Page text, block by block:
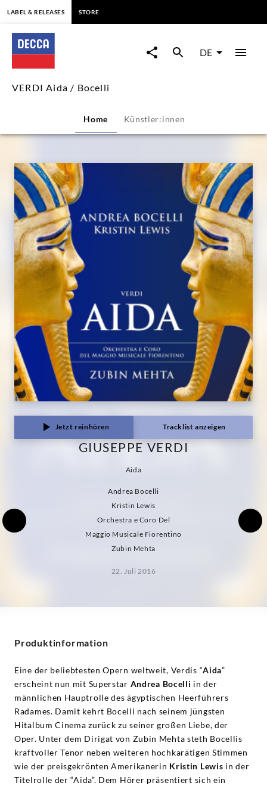
VERDI
Aida
|
Decca
Classics
LABEL & RELEASES STORE
DE
VERDI Aida / Bocelli
Home Künstler:innen
Jetzt reinhören Tracklist anzeigen
GIUSEPPE VERDI
Aida
Andrea Bocelli
Kristin Lewis
Orchestra e Coro Del
Maggio Musicale Fiorentino
Zubin Mehta
22. Juli 2016
Produktinformation
Eine der beliebtesten Opern weltweit, Verdis “Aida”
erscheint nun mit Superstar Andrea Bocelli in der
männlichen Hauptrolle des ägyptischen Heerführers
Radames. Damit kehrt Bocelli nach seinem jüngsten
Hitalbum Cinema zurück zu seiner großen Liebe, der
Oper. Unter dem Dirigat von Zubin Mehta steth Bocellis
kraftvoller Tenor neben weiteren hochkarätigen Stimmen
wie der preisgekrönten Amerikanerin Kristin Lewis in der
Titelrolle der “Aida”. Dem Hörer präsentiert sich ein